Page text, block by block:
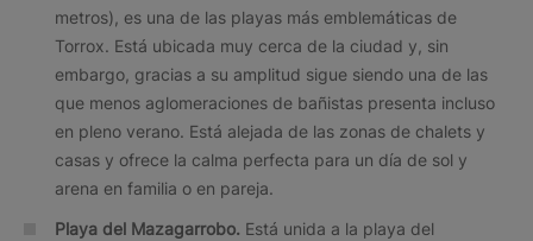
metros), es una de las playas más emblemáticas de
Torrox. Está ubicada muy cerca de la ciudad y, sin
embargo, gracias a su amplitud sigue siendo una de las
que menos aglomeraciones de bañistas presenta incluso
en pleno verano. Está alejada de las zonas de chalets y
casas y ofrece la calma perfecta para un día de sol y
arena en familia o en pareja.
Playa del Mazagarrobo. Está unida a la playa del